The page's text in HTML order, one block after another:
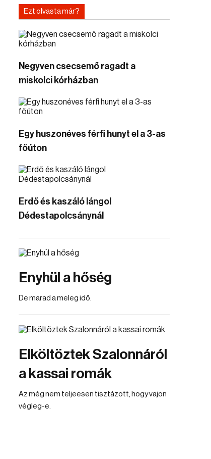
Ezt olvasta már?
Negyven csecsemő ragadt a
miskolci kórházban
Egy huszonéves férfi hunyt el a 3-as
főúton
Erdő és kaszáló lángol
Dédestapolcsánynál
Enyhül a hőség
De marad a meleg idő.
Elköltöztek Szalonnáról
a kassai romák
Az még nem teljeesen tisztázott, hogy vajon
végleg-e.